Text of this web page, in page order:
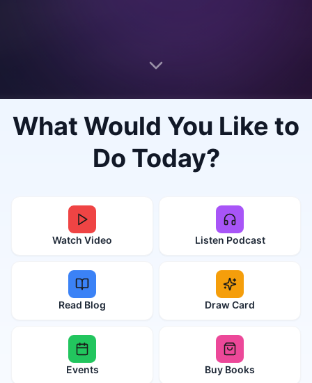
What Would You Like to
Do Today?
Watch Video Listen Podcast
Read Blog Draw Card
Events Buy Books